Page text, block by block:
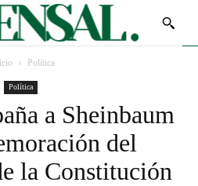
Política
Política
a Sheinbaum
del
la Constitución